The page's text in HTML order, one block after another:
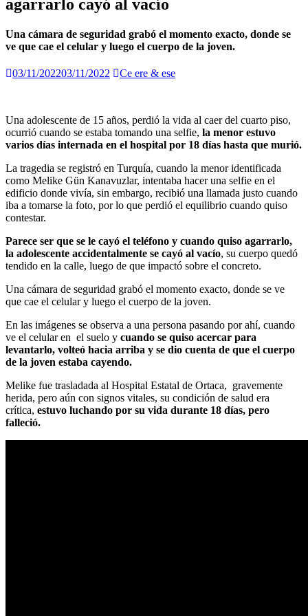
agarrarlo cayó al vacío
Una cámara de seguridad grabó el momento exacto, donde se
ve que cae el celular y luego el cuerpo de la joven.
03/11/202203/11/2022 Ce ere & ese
Una adolescente de 15 años, perdió la vida al caer del cuarto piso,
ocurrió cuando se estaba tomando una selfie, la menor estuvo
varios días internada en el hospital por 18 días hasta que murió.
La tragedia se registró en Turquía, cuando la menor identificada
como Melike Gün Kanavuzlar, intentaba hacer una selfie en el
edificio donde vivía, sin embargo, recibió una llamada justo cuando
iba a tomarse la foto, por lo que perdió el equilibrio cuando quiso
contestar.
Parece ser que se le cayó el teléfono y cuando quiso agarrarlo,
la adolescente accidentalmente se cayó al vacío, su cuerpo quedó
tendido en la calle, luego de que impactó sobre el concreto.
Una cámara de seguridad grabó el momento exacto, donde se ve
que cae el celular y luego el cuerpo de la joven.
En las imágenes se observa a una persona pasando por ahí, cuando
ve el celular en el suelo y cuando se quiso acercar para
levantarlo, volteó hacia arriba y se dio cuenta de que el cuerpo
de la joven estaba cayendo.
Melike fue trasladada al Hospital Estatal de Ortaca, gravemente
herida, pero aún con signos vitales, su condición de salud era
crítica, estuvo luchando por su vida durante 18 días, pero
falleció.